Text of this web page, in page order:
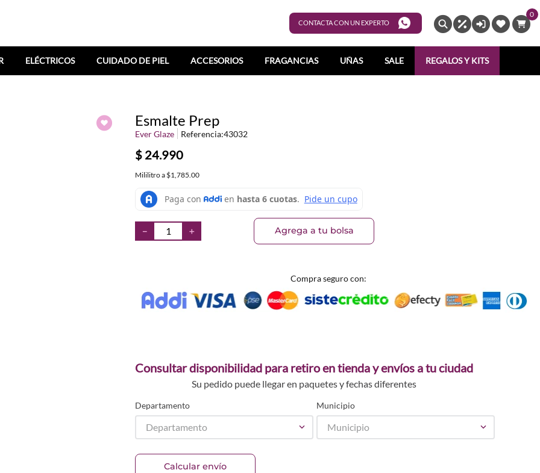
CONTACTA CON UN EXPERTO
0
ELÉCTRICOS CUIDADO DE PIEL ACCESORIOS FRAGANCIAS UÑAS SALE REGALOS Y KITS
Esmalte Prep
Ever Glaze Referencia:43032
$ 24.990
Mililitroa $1,785.00
＋
－ Agrega a tu bolsa
Compra seguro con:
Consultar disponibilidad para retiro en tienda y envíos a tu ciudad
Su pedido puede llegar en paquetes y fechas diferentes
Departamento
Departamento
Municipio
Municipio
Calcular envío